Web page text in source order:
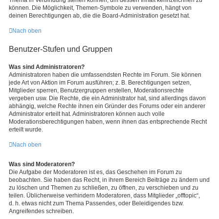
können. Die Möglichkeit, Themen-Symbole zu verwenden, hängt von
deinen Berechtigungen ab, die die Board-Administration gesetzt hat.
Nach oben
Benutzer-Stufen und Gruppen
Was sind Administratoren?
Administratoren haben die umfassendsten Rechte im Forum. Sie können
jede Art von Aktion im Forum ausführen; z. B. Berechtigungen setzen,
Mitglieder sperren, Benutzergruppen erstellen, Moderationsrechte
vergeben usw. Die Rechte, die ein Administrator hat, sind allerdings davon
abhängig, welche Rechte ihnen ein Gründer des Forums oder ein anderer
Administrator erteilt hat. Administratoren können auch volle
Moderationsberechtigungen haben, wenn ihnen das entsprechende Recht
erteilt wurde.
Nach oben
Was sind Moderatoren?
Die Aufgabe der Moderatoren ist es, das Geschehen im Forum zu
beobachten. Sie haben das Recht, in ihrem Bereich Beiträge zu ändern und
zu löschen und Themen zu schließen, zu öffnen, zu verschieben und zu
teilen. Üblicherweise verhindern Moderatoren, dass Mitglieder „offtopic“,
d. h. etwas nicht zum Thema Passendes, oder Beleidigendes bzw.
Angreifendes schreiben.